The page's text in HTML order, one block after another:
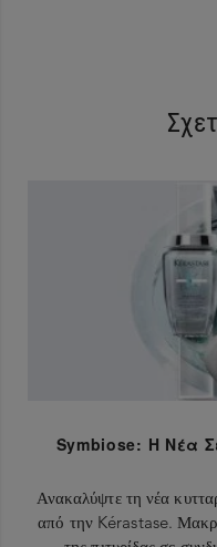
Symbiose: Η Νέα
Ανακαλύψτε τη νέα
από την Kérastase.